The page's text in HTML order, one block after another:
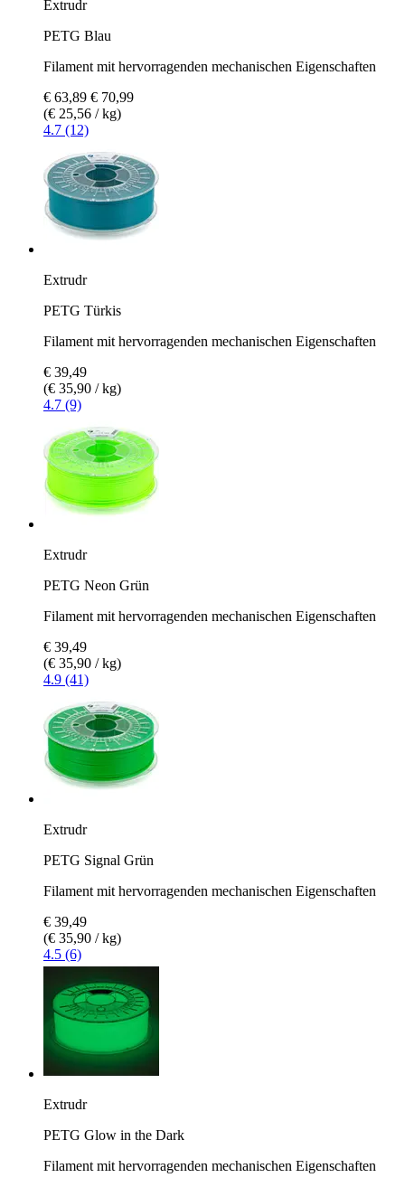
Extrudr
PETG Blau
Filament mit hervorragenden mechanischen Eigenschaften
€ 63,89 € 70,99
(€ 25,56 / kg)
4.7 (12)
Extrudr
PETG Türkis
Filament mit hervorragenden mechanischen Eigenschaften
€ 39,49
(€ 35,90 / kg)
4.7 (9)
Extrudr
PETG Neon Grün
Filament mit hervorragenden mechanischen Eigenschaften
€ 39,49
(€ 35,90 / kg)
4.9 (41)
Extrudr
PETG Signal Grün
Filament mit hervorragenden mechanischen Eigenschaften
€ 39,49
(€ 35,90 / kg)
4.5 (6)
Extrudr
PETG Glow in the Dark
Filament mit hervorragenden mechanischen Eigenschaften